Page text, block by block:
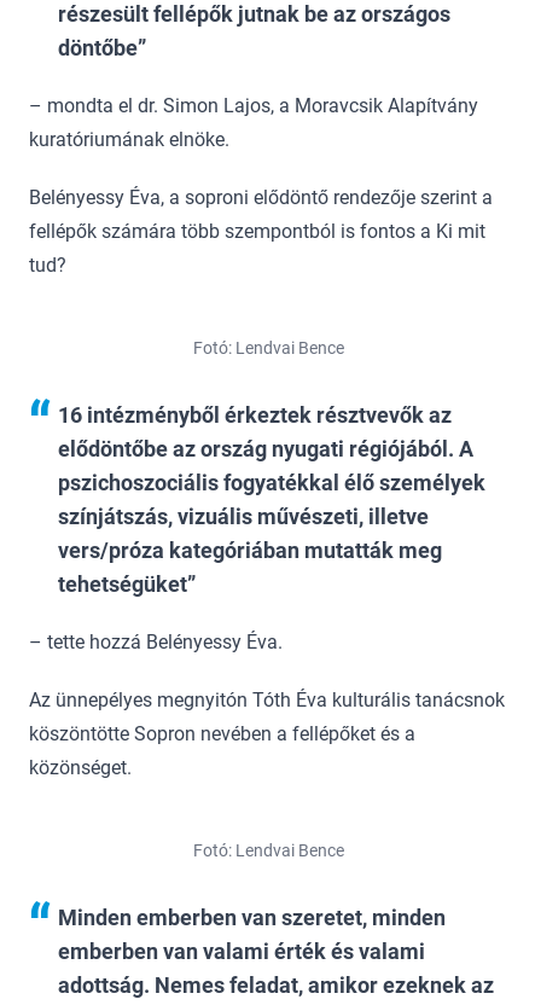
részesült fellépők jutnak be az országos
döntőbe
– mondta el dr. Simon Lajos, a Moravcsik Alapítvány
kuratóriumának elnöke.
Belényessy Éva, a soproni elődöntő rendezője szerint a
fellépők számára több szempontból is fontos a Ki mit
tud?
Fotó: Lendvai Bence
16 intézményből érkeztek résztvevők az
elődöntőbe az ország nyugati régiójából. A
pszichoszociális fogyatékkal élő személyek
színjátszás, vizuális művészeti, illetve
vers/próza kategóriában mutatták meg
tehetségüket
– tette hozzá Belényessy Éva.
Az ünnepélyes megnyitón Tóth Éva kulturális tanácsnok
köszöntötte Sopron nevében a fellépőket és a
közönséget.
Fotó: Lendvai Bence
Minden emberben van szeretet, minden
emberben van valami érték és valami
adottság. Nemes feladat, amikor ezeknek az